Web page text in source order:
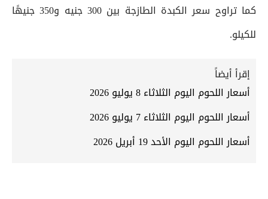
كما تراوح سعر الكبدة الطازجة بين 300 جنيه و350 جنيهًا
للكيلو.
إقرأ أيضاً
أسعار اللحوم اليوم الثلاثاء 8 يوليو 2026
أسعار اللحوم اليوم الثلاثاء 7 يوليو 2026
أسعار اللحوم اليوم الأحد 19 أبريل 2026